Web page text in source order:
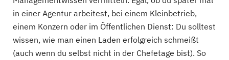
in einer Agentur arbeitest, bei einem Kleinbetrieb,
einem Konzern oder im Öffentlichen Dienst: Du solltest
wissen, wie man einen Laden erfolgreich schmeißt
(auch wenn du selbst nicht in der Chefetage bist). So